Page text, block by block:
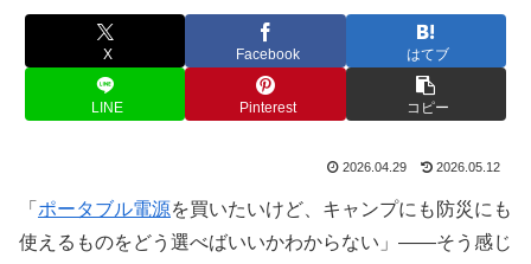
X Facebook はてブ
LINE Pinterest コピー
2026.04.29 2026.05.12
「 ポータブル電源を買いたいけど、キャンプにも防災にも
使えるものをどう選べばいいかわからない」——そう感じ